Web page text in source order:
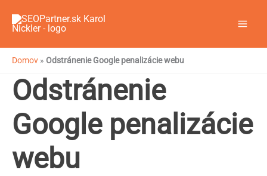
Domov » Odstránenie Google penalizácie webu
Odstránenie
Google penalizácie
webu